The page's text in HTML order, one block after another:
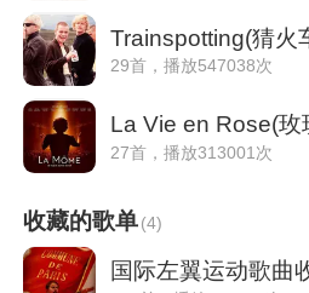
Trainspotting(猜火
29首，播放547038次
La Vie en Rose(玫
27首，播放313001次
收藏的歌单(4)
国际左翼运动歌曲